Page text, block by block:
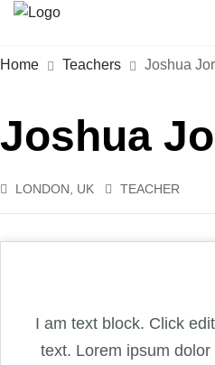
Home Teachers Joshua
Joshua
LONDON, UK TEACHER
I am text block. Click
text. Lorem ipsum